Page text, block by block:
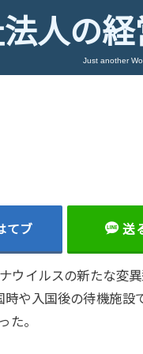
人の
Just another
てブ 送
ウイルスの新たな変
や入国後の待機施設
た。